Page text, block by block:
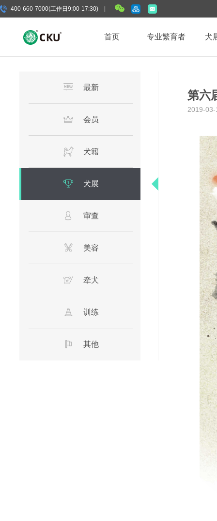
400-660-7000(工作日9:00-17:30) |
首页 专业繁育者 犬
最新
会员
犬籍
犬展
审查
美容
牵犬
训练
其他
第六
2019-